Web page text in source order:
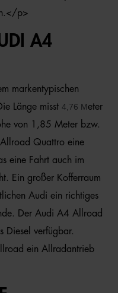
p>
A4
markentypischen
Länge misst 4,76 Meter
von 1,85 Meter bzw.
Quattro eine
eine Fahrt auch im
Ein großer Kofferraum
Audi ein richtiges
Der Audi A4 Allroad
Diesel verfügbar.
ein Allradantrieb